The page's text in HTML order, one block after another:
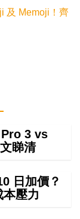
及 Memoji！齊
3 vs
睇清
日加價？
壓力